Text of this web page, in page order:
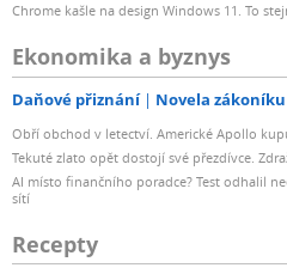
Chrome kašle na design Windows 11. To
Ekonomika a byznys
Daňové přiznání Novela
Obří obchod v letectví. Americké Apollo
Tekuté zlato opět dostojí své přezdívce.
AI místo finančního poradce? Test odhalil
sítí
Recepty